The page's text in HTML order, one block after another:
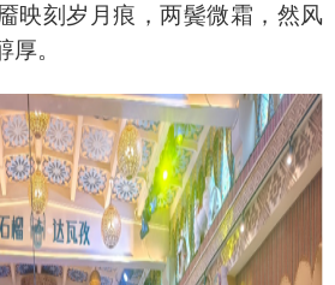
映刻岁月痕，两鬓微霜，然风
。